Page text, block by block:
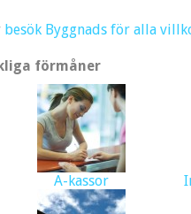
besök Byggnads för alla
förmåner
A-kassor